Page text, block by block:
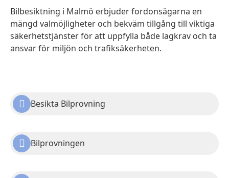
Bilbesiktning i Malmö erbjuder fordonsägarna en
mängd valmöjligheter och bekväm tillgång till viktiga
säkerhetstjänster för att uppfylla både lagkrav och ta
ansvar för miljön och trafiksäkerheten.
Besikta Bilprovning
Bilprovningen